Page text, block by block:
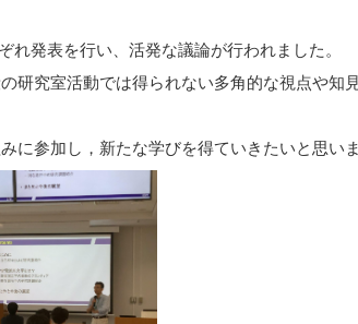
発表を行い、活発な議論が行われました。
研究室活動では得られない多角的な視点や知
に参加し，新たな学びを得ていきたいと思いま